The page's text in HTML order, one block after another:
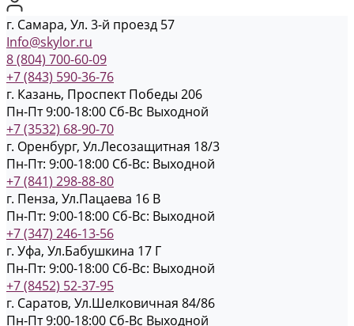
г. Самара, Ул. 3-й проезд 57
Info@skylor.ru
8 (804) 700-60-09
+7 (843) 590-36-76
г. Казань, Проспект Победы 206
Пн-Пт 9:00-18:00 Cб-Вс Выходной
+7 (3532) 68-90-70
г. Оренбург, Ул.Лесозащитная 18/3
Пн-Пт: 9:00-18:00 Cб-Вс: Выходной
+7 (841) 298-88-80
г. Пенза, Ул.Пацаева 16 В
Пн-Пт: 9:00-18:00 Cб-Вс: Выходной
+7 (347) 246-13-56
г. Уфа, Ул.Бабушкина 17 Г
Пн-Пт: 9:00-18:00 Cб-Вс: Выходной
+7 (8452) 52-37-95
г. Саратов, Ул.Шелковичная 84/86
Пн-Пт 9:00-18:00 Cб-Вс Выходной